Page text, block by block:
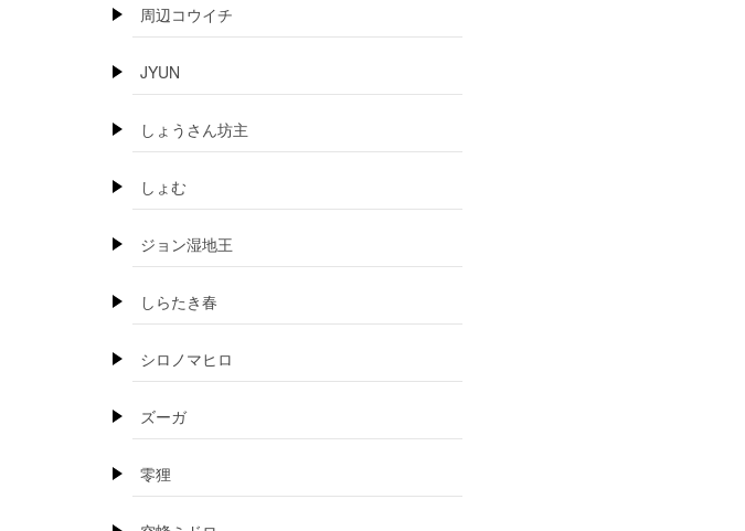
周辺コウイチ
JYUN
しょうさん坊主
しょむ
ジョン湿地王
しらたき春
シロノマヒロ
ズーガ
零狸